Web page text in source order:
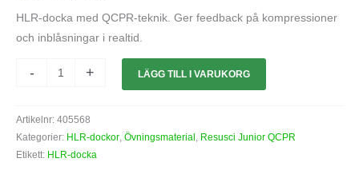
HLR-docka med QCPR-teknik. Ger feedback på kompressioner
och inblåsningar i realtid.
- + LÄGG TILL I VARUKORG
Artikelnr: 405568
Kategorier: HLR-dockor, Övningsmaterial , Resusci Junior QCPR
Etikett: HLR-docka